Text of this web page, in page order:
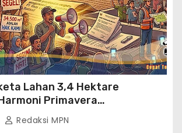
Lahan 3,4 Hektare
Primavera
GMPRI Bogor Minta Menteri
PT BTC
Redaksi MPN